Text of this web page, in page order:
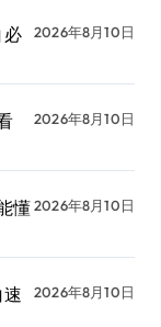
必
2026年8月10日
2026年8月10日
懂2026年8月10日
2026年8月10日